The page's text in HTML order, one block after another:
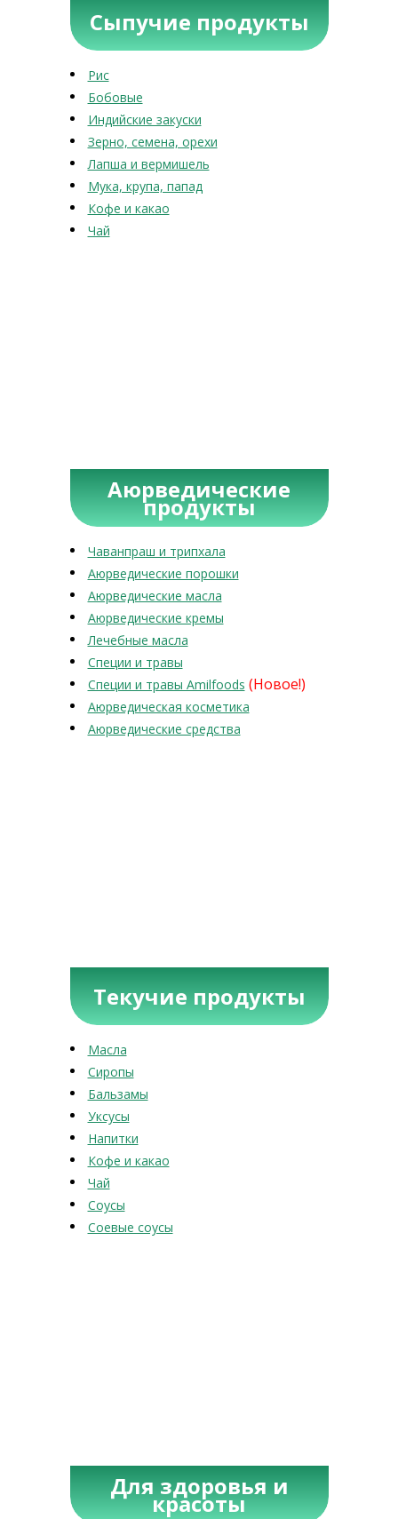
Сыпучие продукты
Рис
Бобовые
Индийские закуски
Зерно, семена, орехи
Лапша и вермишель
Мука, крупа, папад
Кофе и какао
Чай
Аюрведические
продукты
Чаванпраш и трипхала
Аюрведические порошки
Аюрведические масла
Аюрведические кремы
Лечебные масла
Специи и травы
Специи и травы Amilfoods (Новое!)
Аюрведическая косметика
Аюрведические средства
Текучие продукты
Масла
Сиропы
Бальзамы
Уксусы
Напитки
Кофе и какао
Чай
Соусы
Соевые соусы
Для здоровья и
красоты